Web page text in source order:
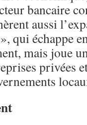
bancaire
aussi
qui échappe
mais joue
privées